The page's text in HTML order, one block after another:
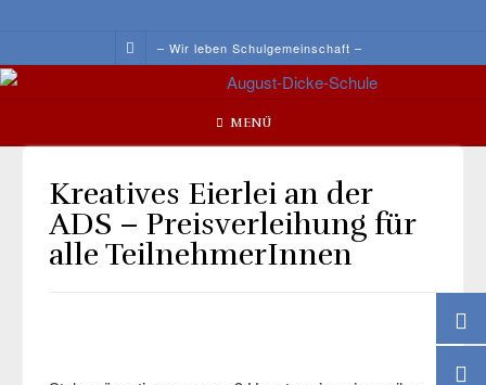
content
– Wir leben Schulgemeinschaft –
MENÜ
Kreatives Eierlei an der
ADS – Preisverleihung für
alle TeilnehmerInnen